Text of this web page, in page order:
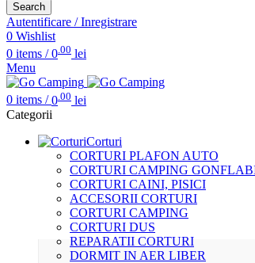
Search
Autentificare / Inregistrare
0 Wishlist
0 items / 0.00 lei
Menu
0 items / 0 .00 lei
Categorii
Corturi
CORTURI PLAFON AUTO
CORTURI CAMPING
CORTURI CAINI, PISICI
ACCESORII CORTURI
CORTURI CAMPING
CORTURI DUS
REPARATII CORTURI
DORMIT IN AER LIBER